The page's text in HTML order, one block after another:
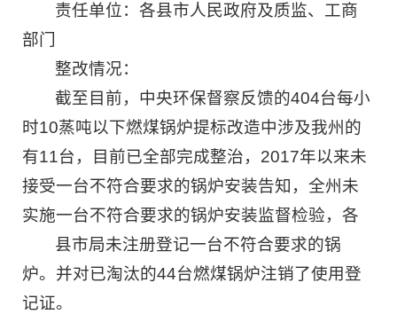
责任单位：各县市人民政府及质监、工商
部门
整改情况：
截至目前，中央环保督察反馈的404台每小
时10蒸吨以下燃煤锅炉提标改造中涉及我州的
有11台，目前已全部完成整治，2017年以来未
接受一台不符合要求的锅炉安装告知，全州未
实施一台不符合要求的锅炉安装监督检验，各
县市局未注册登记一台不符合要求的锅
炉。并对已淘汰的44台燃煤锅炉注销了使用登
记证。